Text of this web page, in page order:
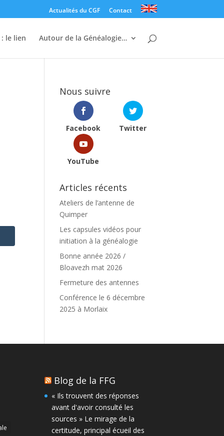
Actualités du CGF Contact
: le lien Autour de la Généalogie…
Nous suivre
Facebook Twitter
YouTube
Articles récents
Ateliers de l’antenne de
Quimper
Les capsules vidéos pour
initiation à la généalogie
Bonne année 2026 /
Bloavezh mat 2026
Fermeture des antennes
Conférence le 6 décembre
2025 à Morlaix
Blog de la FFG
« Ils trouvent des réponses
avant d'avoir consulté les
sources » Le mirage de la
certitude, principal écueil des